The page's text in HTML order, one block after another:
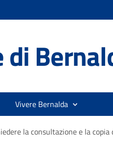
di
Vivere Bernalda
la consultazione e la